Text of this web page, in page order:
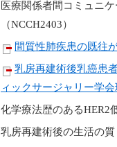
医療関係者間コミュニ
（NCCH2403）
間質性肺疾患の既往
乳房再建術後乳癌患
ィックサージャリー学
化学療法歴のあるHER2
乳房再建術後の生活の